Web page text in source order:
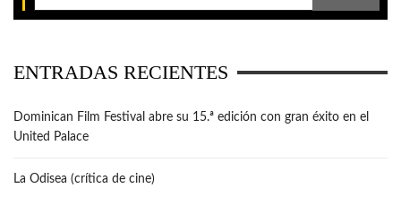
ENTRADAS RECIENTES
Dominican Film Festival abre su 15.ª edición con gran éxito en el
United Palace
La Odisea (crítica de cine)